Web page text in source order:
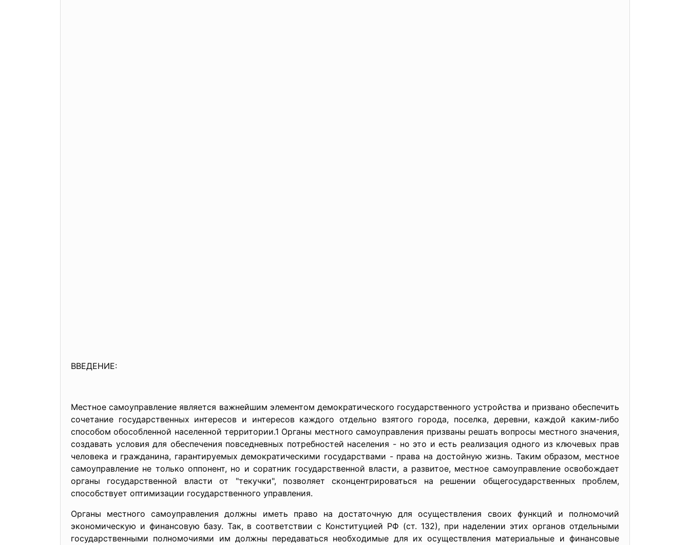
ВВЕДЕНИЕ:
Местное самоуправление является важнейшим элементом демократического государственного устройства и призвано обеспечить
сочетание государственных интересов и интересов каждого отдельно взятого города, поселка, деревни, каждой каким-либо
способом обособленной населенной территории.1 Органы местного самоуправления призваны решать вопросы местного значения,
создавать условия для обеспечения повседневных потребностей населения - но это и есть реализация одного из ключевых прав
человека и гражданина, гарантируемых демократическими государствами - права на достойную жизнь. Таким образом, местное
самоуправление не только оппонент, но и соратник государственной власти, а развитое, местное самоуправление освобождает
органы государственной власти от "текучки", позволяет сконцентрироваться на решении общегосударственных проблем,
способствует оптимизации государственного управления.
Органы местного самоуправления должны иметь право на достаточную для осуществления своих функций и полномочий
экономическую и финансовую базу. Так, в соответствии с Конституцией РФ (ст. 132), при наделении этих органов отдельными
государственными полномочиями им должны передаваться необходимые для их осуществления материальные и финансовые